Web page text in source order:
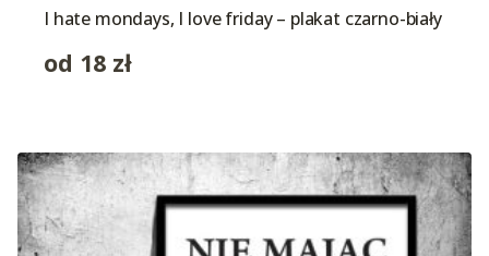
I hate mondays, I love friday – plakat czarno-biały
od 18 zł